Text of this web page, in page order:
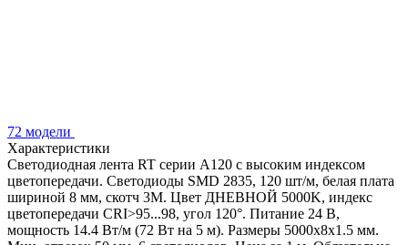
72 модели
Характеристики
Светодиодная лента RT серии A120 с высоким индексом
цветопередачи. Светодиоды SMD 2835, 120 шт/м, белая плата
шириной 8 мм, скотч 3М. Цвет ДНЕВНОЙ 5000K, индекс
цветопередачи CRI>95...98, угол 120°. Питание 24 В,
мощность 14.4 Вт/м (72 Вт на 5 м). Размеры 5000х8х1.5 мм.